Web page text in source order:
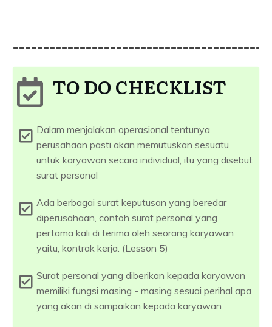
TO DO CHECKLIST
Dalam menjalakan operasional tentunya
perusahaan pasti akan memutuskan sesuatu
untuk karyawan secara individual, itu yang disebut
surat personal
Ada berbagai surat keputusan yang beredar
diperusahaan, contoh surat personal yang
pertama kali di terima oleh seorang karyawan
yaitu, kontrak kerja. (Lesson 5)
Surat personal yang diberikan kepada karyawan
memiliki fungsi masing - masing sesuai perihal apa
yang akan di sampaikan kepada karyawan